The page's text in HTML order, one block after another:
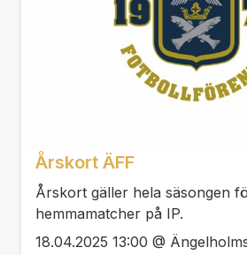
Årskort ÄFF
Årskort gäller hela säsongen
hemmamatcher på IP.
18.04.2025 13:00 @